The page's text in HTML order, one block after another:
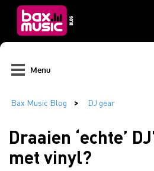
Menu
Draaien ‘echte’
met vinyl?